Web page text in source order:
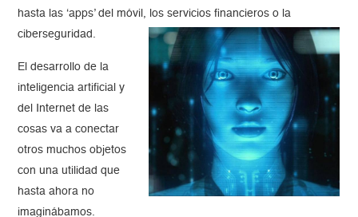
hasta las ‘apps’ del móvil, los servicios financieros o la
ciberseguridad.
El desarrollo de la
inteligencia artificial y
del Internet de las
cosas va a conectar
otros muchos objetos
con una utilidad que
hasta ahora no
imaginábamos.